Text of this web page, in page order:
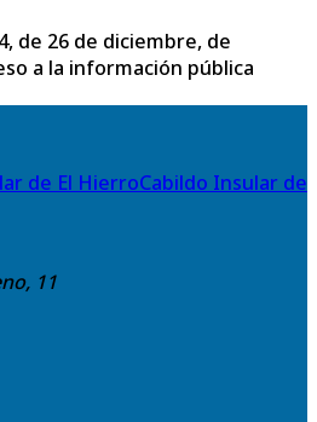
de 26 de diciembre, de
a la información pública
Cabildo Insular de
11